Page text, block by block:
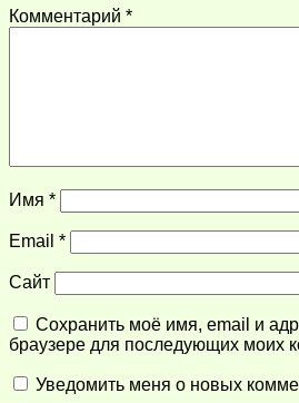
Комментарий *
Имя *
Email *
Сайт
Сохранить моё имя, email и
браузере для последующих моих
Уведомить меня о новых